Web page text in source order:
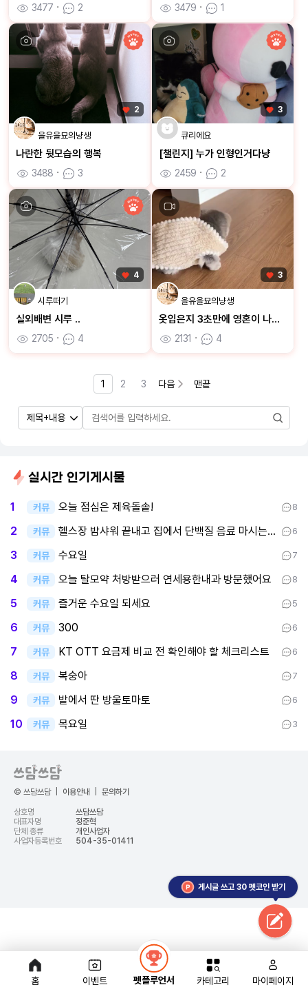
홈 이벤트 펫플루언서 카테고리 마이페이지
3477 ㆍ 2 3479 ㆍ 1
2
을유을묘의냥생
나란한 뒷모습의 행복
3488 ㆍ 3
3
큐리에요
[챌린지] 누가 인형인거다냥
2459 ㆍ 2
4
시루떠기
실외배변 시루 ..
2705 ㆍ 4
3
을유을묘의냥생
옷입은지 3초만에 영혼이 나가버린 을묘
2131 ㆍ 4
1 2 3 다음 맨끝
실시간 인기게시물
1 커뮤 오늘 점심은 제육돌솥! 8
2 커뮤 헬스장 밤샤워 끝내고 집에서 단백질 음료 마시는 중이요 6
3 커뮤 수요일 7
4 커뮤 오늘 탈모약 처방받으러 연세용한내과 방문했어요 8
5 커뮤 즐거운 수요일 되세요 5
6 커뮤 300 6
7 커뮤 KT OTT 요금제 비교 전 확인해야 할 체크리스트 6
8 커뮤 복숭아 7
9 커뮤 밭에서 딴 방울토마토 6
10 커뮤 목요일 3
게시글 쓰고 30 펫코인 받기
© 쓰담쓰담 이용안내 문의하기
상호명
쓰담쓰담
대표자명
정준혁
단체 종류
개인사업자
사업자등록번호
504-35-01411
google-site-
verification=t8dijJLuOF8rtTrbSxaj2dJpbBUv_6lBsH4oB0EFW-c
google-site-